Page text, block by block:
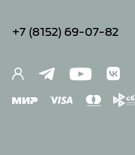
+7 (81 52) 69-07-82